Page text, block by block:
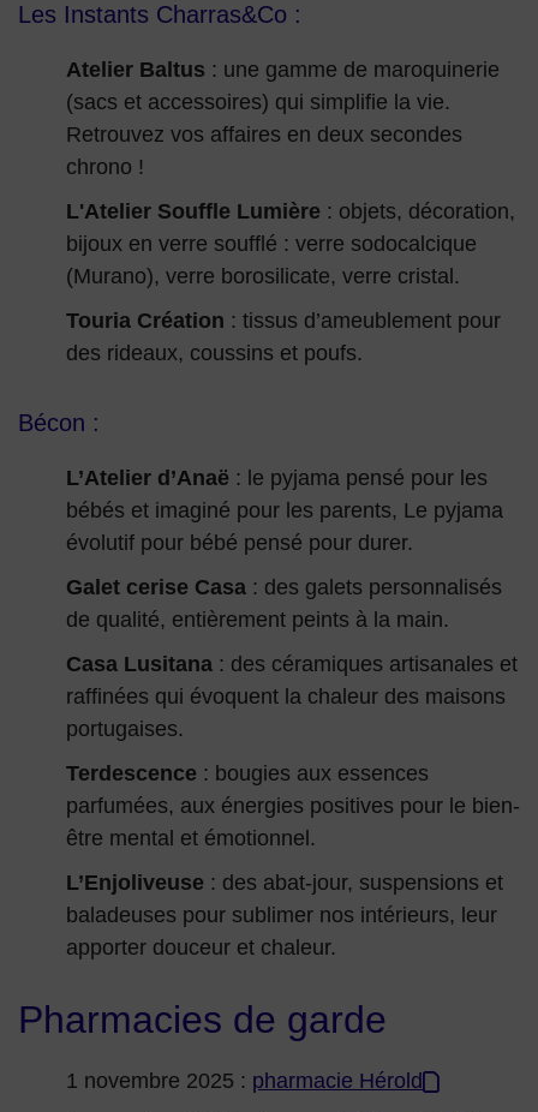
Les Instants Charras&Co :
Atelier Baltus : une gamme de maroquinerie
(sacs et accessoires) qui simplifie la vie.
Retrouvez vos affaires en deux secondes
chrono !
L'Atelier Souffle Lumière : objets, décoration,
bijoux en verre soufflé : verre sodocalcique
(Murano), verre borosilicate, verre cristal.
Touria Création : tissus d’ameublement pour
des rideaux, coussins et poufs.
Bécon :
L’Atelier d’Anaë : le pyjama pensé pour les
bébés et imaginé pour les parents, Le pyjama
évolutif pour bébé pensé pour durer.
Galet cerise Casa : des galets personnalisés
de qualité, entièrement peints à la main.
Casa Lusitana : des céramiques artisanales et
raffinées qui évoquent la chaleur des maisons
portugaises.
Terdescence : bougies aux essences
parfumées, aux énergies positives pour le bien-
être mental et émotionnel.
L’Enjoliveuse : des abat-jour, suspensions et
baladeuses pour sublimer nos intérieurs, leur
apporter douceur et chaleur.
Pharmacies de garde
1 novembre 2025 : pharmacie Hérold